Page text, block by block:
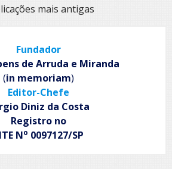
mais antigas
Fundador
de Arruda e Miranda
(in memoriam)
Editor-Chefe
Diniz da Costa
Registro no
No 0097127/SP